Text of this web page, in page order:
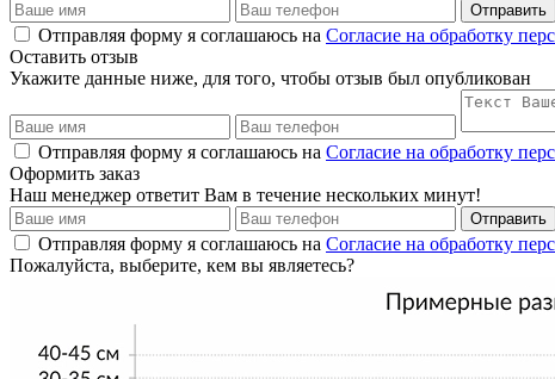
Отправить
Отправляя форму я соглашаюсь на Согласие на обработку
Оставить отзыв
Укажите данные ниже, для того, чтобы отзыв был опубликован
Отправляя форму я соглашаюсь на Согласие на обработку
Оформить заказ
Наш менеджер ответит Вам в течение нескольких минут!
Отправить
Отправляя форму я соглашаюсь на Согласие на обработку
Пожалуйста, выберите, кем вы являетесь?